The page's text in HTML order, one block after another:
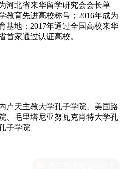
河北省来华留学研究会会长单
教育先进高校称号；2016年成为
基地；2017年通过全国高校来华
首家通过认证高校。
卢天主教大学孔子学院、美国路
、毛里塔尼亚努瓦克肖特大学孔
子学院